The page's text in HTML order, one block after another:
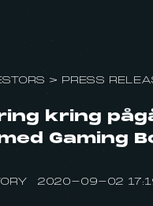
> PRESS
kring
Gaming
2020-09-02